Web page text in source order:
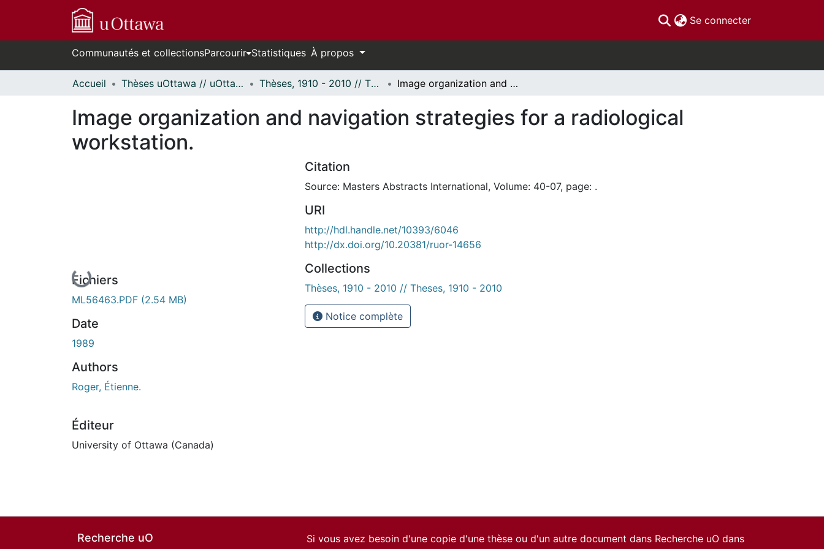
Se connecter(current)
Communautés et collectionsParcourir Statistiques À propos
Accueil Thèses uOttawa // uOttawa Theses Thèses, 1910 - 2010 // Theses, 1910 - 2010 Image organization and navigation strategies for a radiological workstation.
Image organization and navigation strategies for a radiological
workstation.
En cours de chargement...
Fichiers
ML56463.PDF (2.54 MB)
Date
1989
Authors
Roger, Étienne.
Éditeur
University of Ottawa (Canada)
Citation
Source: Masters Abstracts International, Volume: 40-07, page: .
URI
http://hdl.handle.net/10393/6046
http://dx.doi.org/10.20381/ruor-14656
Collections
Thèses, 1910 - 2010 // Theses, 1910 - 2010
Notice complète
Recherche uO
Si vous avez besoin d'une copie d'une thèse ou d'un autre document dans Recherche uO dans